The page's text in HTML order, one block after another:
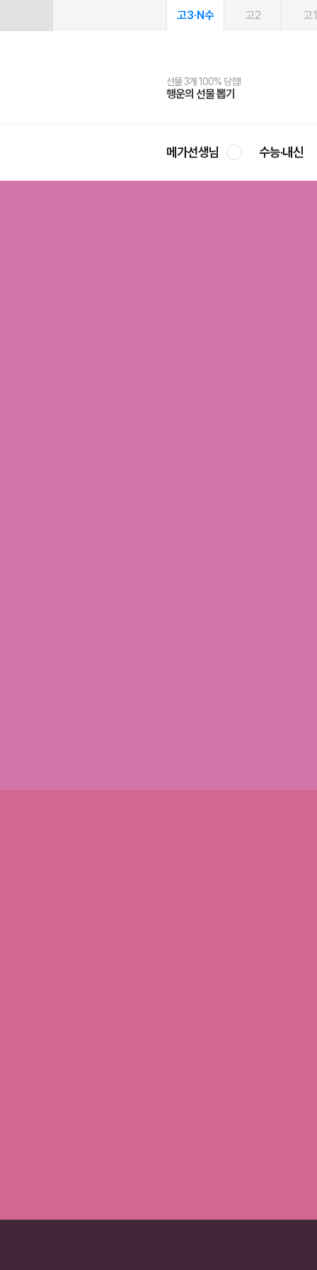
고3·N수 고2 고1
선물 3개 100% 당첨!
행운의 선물 뽑기
선물 100% 증정!
메가스터디 X 올리브
여름방학 스터디 캐시백
메가런 썸머스쿨
2027 러셀 단과
강사 공개선발
스마트러닝앱
설문 EVENT
메가패스
3일 무료 체험권
메가패스 수강생 무료혜택!
메가클럽 멤버십
사회공헌 캠페인
희망이룸 메가나눔
메가선생님 수능·내신